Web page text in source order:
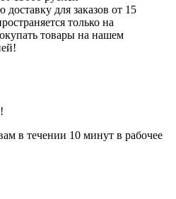
для заказов от 15
только на
товары на нашем
в течении 10 минут в рабочее